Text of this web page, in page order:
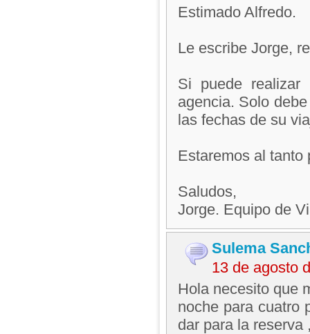
Estimado Alfredo.
Le escribe Jorge,
Si puede
agencia. Solo
las fechas de su
Estaremos al tanto
Saludos,
Jorge. Equipo de
Sulema
13 de agosto
Hola necesito que
noche para cuatro
dar para la reserva